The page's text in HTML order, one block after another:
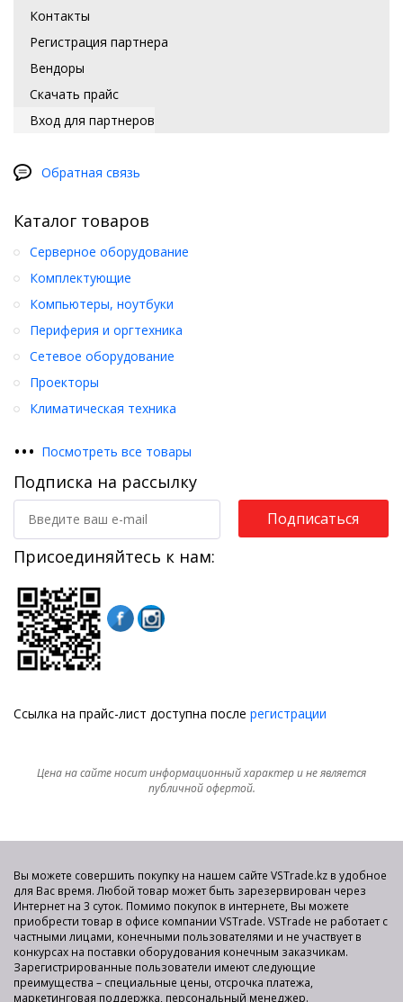
Контакты
Регистрация партнера
Вендоры
Скачать прайс
Вход для партнеров
Обратная связь
Каталог товаров
Серверное оборудование
Комплектующие
Компьютеры, ноутбуки
Периферия и оргтехника
Сетевое оборудование
Проекторы
Климатическая техника
••• Посмотреть все товары
Подписка на рассылку
Подписаться
Присоединяйтесь к нам:
Ссылка на прайс-лист доступна после регистрации
Цена на сайте носит информационный характер и не является
публичной офертой.
Вы можете совершить покупку на нашем сайте VSTrade.kz в удобное
для Вас время. Любой товар может быть зарезервирован через
Интернет на 3 суток. Помимо покупок в интернете, Вы можете
приобрести товар в офисе компании VSTrade. VSTrade не работает с
частными лицами, конечными пользователями и не участвует в
конкурсах на поставки оборудования конечным заказчикам.
Зарегистрированные пользователи имеют следующие
преимущества – специальные цены, отсрочка платежа,
маркетинговая поддержка, персональный менеджер.